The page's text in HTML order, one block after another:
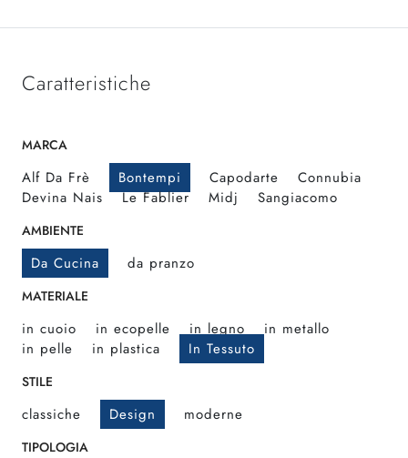
Caratteristiche
MARCA
Alf Da Frè Bontempi Capodarte
Connubia
Devina Nais
Le Fablier Midj Sangiacomo
AMBIENTE
Da Cucina da pranzo
MATERIALE
in cuoio in ecopelle in legno
in metallo
in pelle
in plastica In Tessuto
STILE
classiche Design moderne
TIPOLOGIA